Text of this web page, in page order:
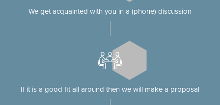
We get acquainted with you in a (phone) discussion
If it is a good fit all around then we will make a proposal